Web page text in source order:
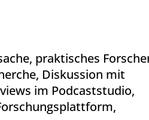
praktisches
Diskussion mit
im Podcaststudio,